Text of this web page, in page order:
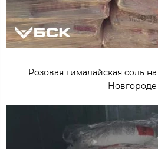
Розовая гималайская соль
Новгороде